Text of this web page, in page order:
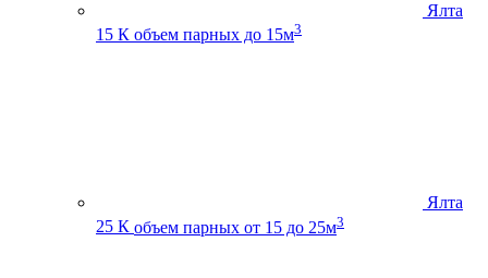
Ялта
15 К объем парных до 15м3
Ялта
25 К объем парных от 15 до 25м3